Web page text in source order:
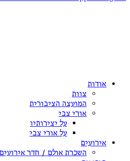
אודות
צוות
המועצה הציבורית
אורי צבי
על יצירותיו
על אורי צבי
אירועים
השכרת אולם / חדר אירועים